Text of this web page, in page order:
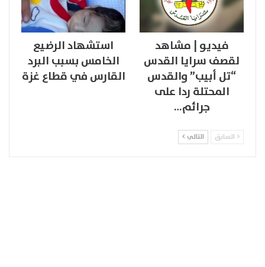
فيديو | مشاهد
لقصف سرايا القدس
“تل أبيب” والقدس
المحتلة ردا على
جرائم…
استشهاد الرضيع
الخامس بسبب البرد
القارس في قطاع غزة
السابق التالي